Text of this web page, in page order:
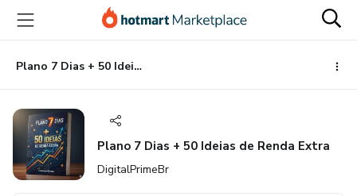
para
conteúdo
principal
para
pagamento
para
rodapé
Plano 7 Dias + 50 Ideias de Renda Extra
Plano 7 Dias + 50 Ideias de Renda Extra
DigitalPrimeBr